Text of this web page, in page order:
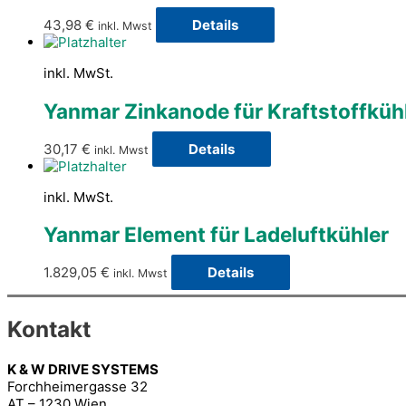
43,98 € inkl. Mwst Details
inkl. MwSt.
Yanmar Zinkanode für
30,17 € inkl. Mwst Details
inkl. MwSt.
Yanmar Element für Ladeluftkühler
1.829,05 € inkl. Mwst Details
Kontakt
K & W DRIVE SYSTEMS
Forchheimergasse 32